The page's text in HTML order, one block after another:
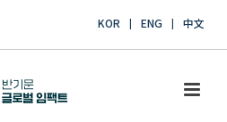
KOR ENG 中文